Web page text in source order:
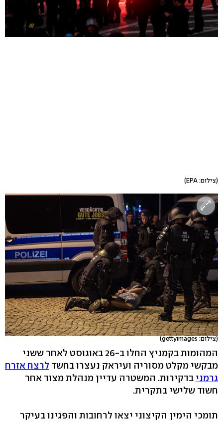
(צילום: EPA)
(צילום: gettyimages)
המהומות בקמניץ החלו ב-26 באוגוסט לאחר ששני
מבקשי מקלט מסוריה ועיראק נעצרו בחשד לרצח אזרח
גרמני בדקירות. המשטרה עדיין מנהלת מצוד אחר
חשוד שלישי בתקרית.
תומכי הימין הקיצוני יצאו לרחובות והפגינו בעיקר